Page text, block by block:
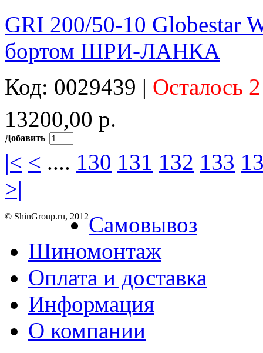
GRI 200/50-10 Globestar
бортом ШРИ-ЛАНКА
Код: 0029439 | Осталось
13200,00 р.
Добавить
|< < .... 130 131 132 133
>|
© ShinGroup.ru, 2012Самовывоз
Шиномонтаж
Оплата и доставка
Информация
О компании